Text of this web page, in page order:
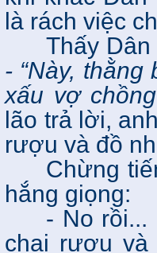
là rách việc
Thấy
- “Này,
xấu vợ
lão trả lời,
rượu và đồ
Chừng
hắng giọng:
- No rồi...
chai rượu